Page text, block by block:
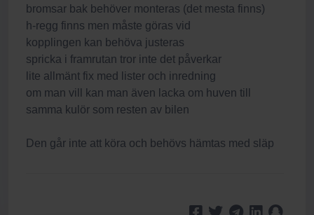
bromsar bak behöver monteras (det mesta finns)
h-regg finns men måste göras vid
kopplingen kan behöva justeras
spricka i framrutan tror inte det påverkar
lite allmänt fix med lister och inredning
om man vill kan man även lacka om huven till
samma kulör som resten av bilen
Den går inte att köra och behövs hämtas med släp